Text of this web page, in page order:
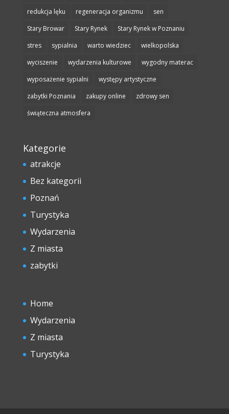
redukcja lęku
regeneracja organizmu
sen
Stary Browar
Stary Rynek
Stary Rynek w Poznaniu
stres
sypialnia warto wiedziec
wielkopolska
wyciszenie
wydarzenia kulturowe
wygodny materac
wyposażenie sypialni
występy artystyczne
zabytki Poznania
zakupy online
zdrowy sen
świąteczna atmosfera
Kategorie
atrakcje
Bez kategorii
Poznań
Turystyka
Wydarzenia
Z miasta
zabytki
Home
Wydarzenia
Z miasta
Turystyka